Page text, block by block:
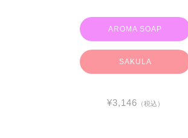
AROMA SOAP
SAKULA
¥3,146 （税込）